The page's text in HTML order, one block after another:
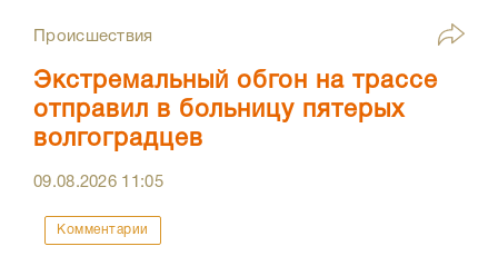
Происшествия
Экстремальный обгон на трассе
отправил в больницу пятерых
волгоградцев
09.08.2026 11:05
Комментарии